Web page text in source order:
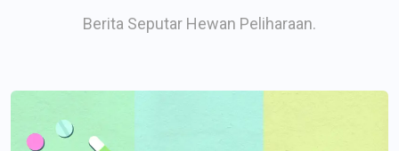
Berita Seputar Hewan Peliharaan.